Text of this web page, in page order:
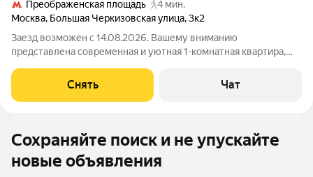
Преображенская площадь
4 мин.
Москва, Большая Черкизовская улица,3к2
Заезд возможен с 14.08.2026. Вашему вниманию
представлена современная и уютная 1-комнатная квартира,
обеспечивает прекрасный вид из окон и тихую обстановку.
Удобства: светлый и уютный интерьер
Снять Чат
Сохраняйте поиск и не упускайте
новые объявления